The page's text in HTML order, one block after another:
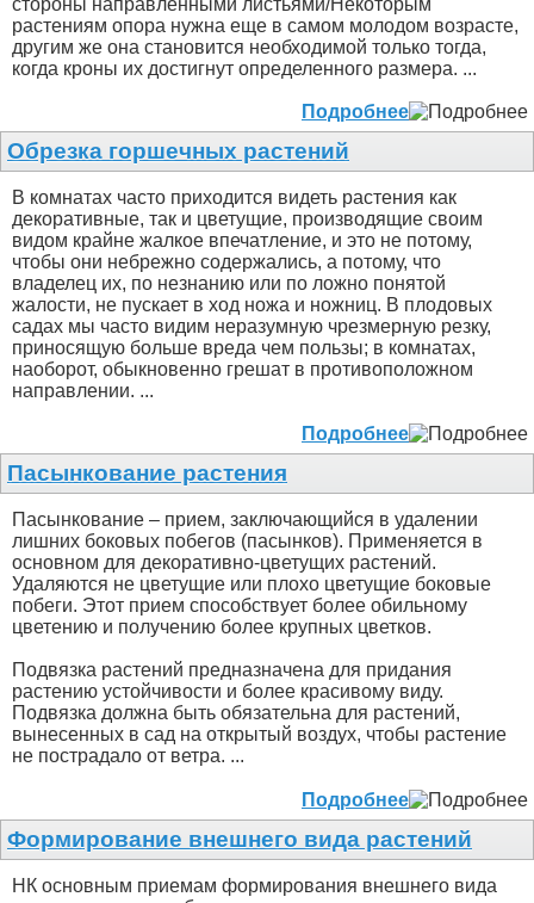
растениям опора нужна еще в самом молодом возрасте,
другим же она становится необходимой только тогда,
когда кроны их достигнут определенного размера. ...
Подробнее
Обрезка горшечных растений
В комнатах часто приходится видеть растения как
декоративные, так и цветущие, производящие своим
видом крайне жалкое впечатление, и это не потому,
чтобы они небрежно содержались, а потому, что
владелец их, по незнанию или по ложно понятой
жалости, не пускает в ход ножа и ножниц. В плодовых
садах мы часто видим неразумную чрезмерную резку,
приносящую больше вреда чем пользы; в комнатах,
наоборот, обыкновенно грешат в противоположном
направлении. ...
Подробнее
Пасынкование растения
Пасынкование – прием, заключающийся в удалении
лишних боковых побегов (пасынков). Применяется в
основном для декоративно-цветущих растений.
Удаляются не цветущие или плохо цветущие боковые
побеги. Этот прием способствует более обильному
цветению и получению более крупных цветков.
Подвязка растений предназначена для придания
растению устойчивости и более красивому виду.
Подвязка должна быть обязательна для растений,
вынесенных в сад на открытый воздух, чтобы растение
не пострадало от ветра. ...
Подробнее
Формирование внешнего вида растений
НК основным приемам формирования внешнего вида